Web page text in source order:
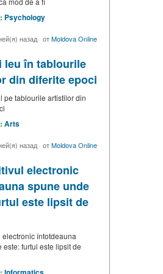
Psychology
назад· отMoldova Online
leu în tablourile
din diferite epoci
pe tablourile artistilor din
Arts
назад· отMoldova Online
electronic
spune unde
este lipsit de
electronic întotdeauna
este: furtul este lipsit de